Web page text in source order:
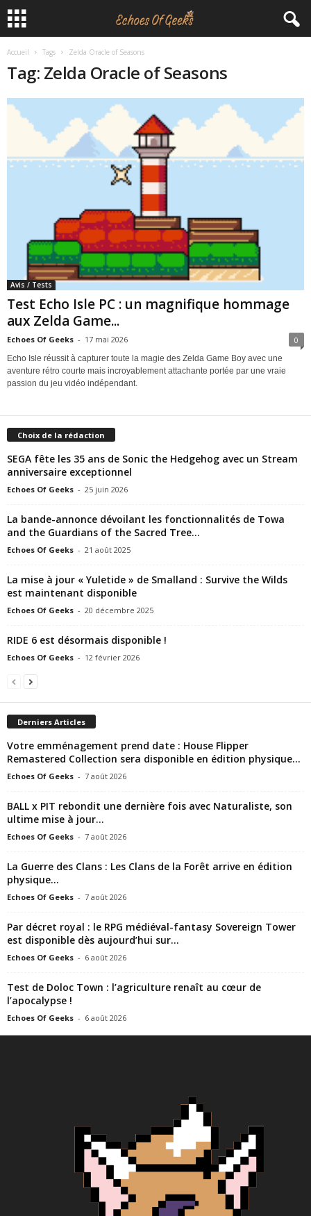
Accueil Tags Zelda Oracle of Seasons
Tag: Zelda Oracle of Seasons
Avis / Tests
Test Echo Isle PC : un magnifique hommage
aux Zelda Game...
Echoes Of Geeks - 17 mai 2026 0
Echo Isle réussit à capturer toute la magie des Zelda Game Boy avec une
aventure rétro courte mais incroyablement attachante portée par une vraie
passion du jeu vidéo indépendant.
Choix de la rédaction
SEGA fête les 35 ans de Sonic the Hedgehog avec un Stream
anniversaire exceptionnel
Echoes Of Geeks - 25 juin 2026
La bande-annonce dévoilant les fonctionnalités de Towa
and the Guardians of the Sacred Tree...
Echoes Of Geeks - 21 août 2025
La mise à jour « Yuletide » de Smalland : Survive the Wilds
est maintenant disponible
Echoes Of Geeks - 20 décembre 2025
RIDE 6 est désormais disponible !
Echoes Of Geeks - 12 février 2026
Derniers Articles
Votre emménagement prend date : House Flipper
Remastered Collection sera disponible en édition physique...
Echoes Of Geeks - 7 août 2026
BALL x PIT rebondit une dernière fois avec Naturaliste, son
ultime mise à jour...
Echoes Of Geeks - 7 août 2026
La Guerre des Clans : Les Clans de la Forêt arrive en édition
physique...
Echoes Of Geeks - 7 août 2026
Par décret royal : le RPG médiéval-fantasy Sovereign Tower
est disponible dès aujourd’hui sur...
Echoes Of Geeks - 6 août 2026
Test de Doloc Town : l’agriculture renaît au cœur de
l’apocalypse !
Echoes Of Geeks - 6 août 2026